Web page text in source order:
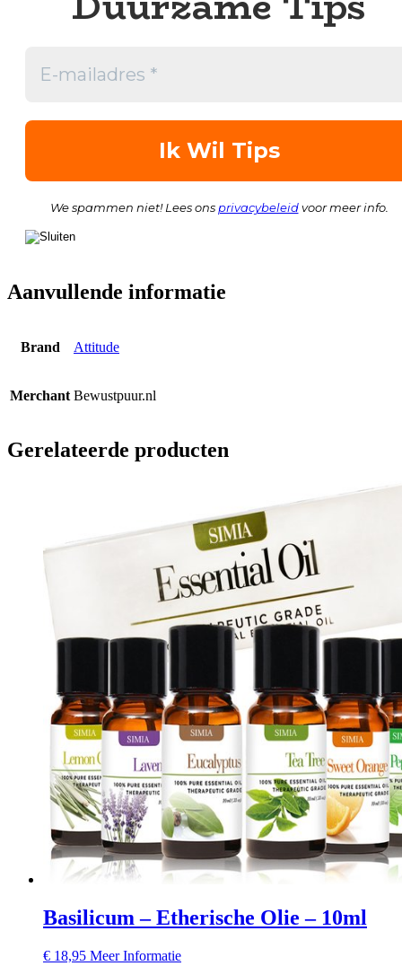
We spammen niet! Lees ons privacybeleidvoor meer info.
Aanvullende informatie
Brand Attitude
Merchant Bewustpuur.nl
Gerelateerde producten
Basilicum – Etherische Olie – 10ml
€ 18,95 Meer Informatie